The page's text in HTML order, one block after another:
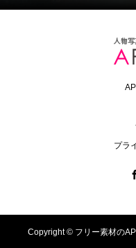
プラ
Copyright © フリー素材の